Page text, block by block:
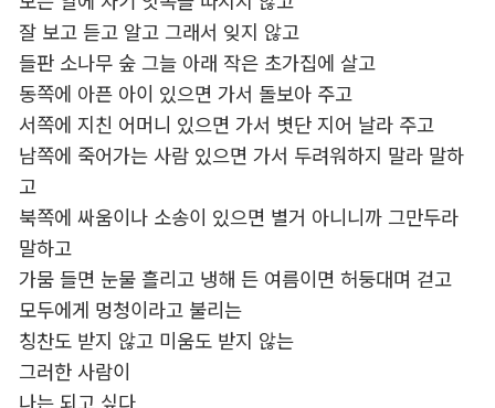
잘 보고 듣고 알고 그래서 잊지 않고
들판 소나무 숲 그늘 아래 작은 초가집에 살고
동쪽에 아픈 아이 있으면 가서 돌보아 주고
서쪽에 지친 어머니 있으면 가서 볏단 지어 날라 주고
남쪽에 죽어가는 사람 있으면 가서 두려워하지 말라 말하
고
북쪽에 싸움이나 소송이 있으면 별거 아니니까 그만두라
말하고
가뭄 들면 눈물 흘리고 냉해 든 여름이면 허둥대며 걷고
모두에게 멍청이라고 불리는
칭찬도 받지 않고 미움도 받지 않는
그러한 사람이
나는 되고 싶다